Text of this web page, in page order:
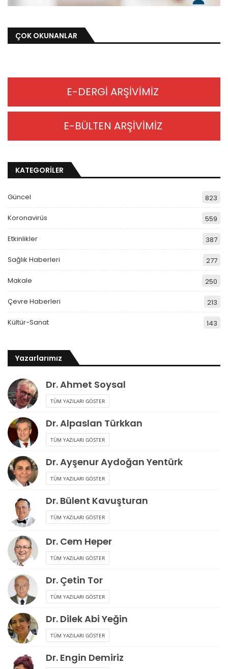
ÇOK OKUNANLAR
E-DERGİ ARŞİVİMİZ
E-BÜLTEN ARŞİVİMİZ
KATEGORİLER
Güncel 823
Koronavirüs 559
Etkinlikler 387
Sağlık Haberleri 277
Makale 250
Çevre Haberleri 213
Kültür-Sanat 143
Yazarlarımız
Dr. Ahmet Soysal
TÜM YAZILARI GÖSTER
Dr. Alpaslan Türkkan
TÜM YAZILARI GÖSTER
Dr. Ayşenur Aydoğan Yentürk
TÜM YAZILARI GÖSTER
Dr. Bülent Kavuşturan
TÜM YAZILARI GÖSTER
Dr. Cem Heper
TÜM YAZILARI GÖSTER
Dr. Çetin Tor
TÜM YAZILARI GÖSTER
Dr. Dilek Abi Yeğin
TÜM YAZILARI GÖSTER
Dr. Engin Demiriz